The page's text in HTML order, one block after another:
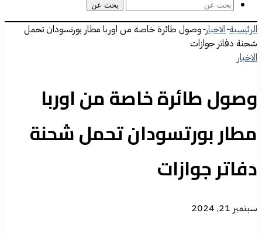
بحث عن
الرئيسية-الاخبار-وصول طائرة خاصة من اوربا مطار بورتسودان تحمل
شحنة دفاتر جوازات
الاخبار
وصول طائرة خاصة من اوربا
مطار بورتسودان تحمل شحنة
دفاتر جوازات
سبتمبر 21, 2024